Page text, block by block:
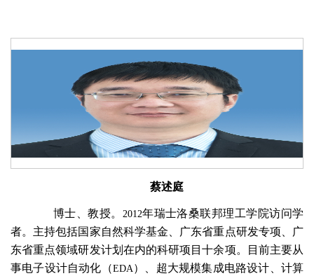
蔡述庭
博士、教授。 2012年瑞士洛桑联邦理工学院访问学
者。主持包括国家自然科学基金、广东省重点研发专项、广
东省重点领域研发计划在内的科研项目十余项。目前主要从
事电子设计自动化（EDA）、超大规模集成电路设计、计算